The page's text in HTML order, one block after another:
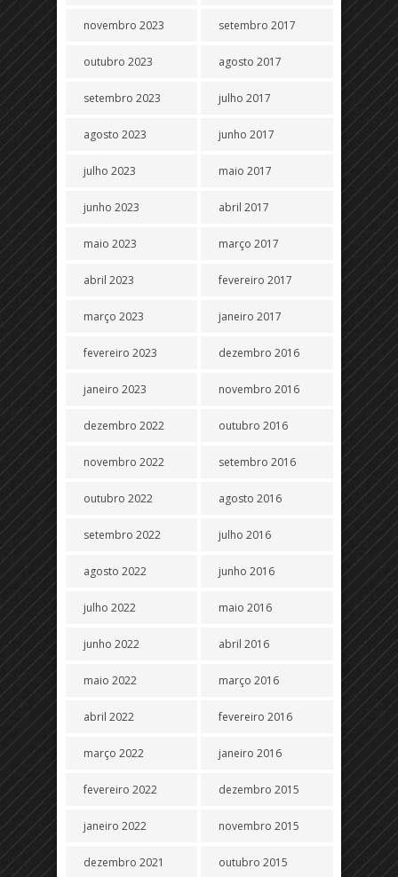
novembro 2023
outubro 2023
setembro 2023
agosto 2023
julho 2023
junho 2023
maio 2023
abril 2023
março 2023
fevereiro 2023
janeiro 2023
dezembro 2022
novembro 2022
outubro 2022
setembro 2022
agosto 2022
julho 2022
junho 2022
maio 2022
abril 2022
março 2022
fevereiro 2022
janeiro 2022
dezembro 2021
setembro 2017
agosto 2017
julho 2017
junho 2017
maio 2017
abril 2017
março 2017
fevereiro 2017
janeiro 2017
dezembro 2016
novembro 2016
outubro 2016
setembro 2016
agosto 2016
julho 2016
junho 2016
maio 2016
abril 2016
março 2016
fevereiro 2016
janeiro 2016
dezembro 2015
novembro 2015
outubro 2015